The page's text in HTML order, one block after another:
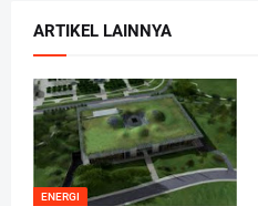
ARTIKEL LAINNYA
ENERGI